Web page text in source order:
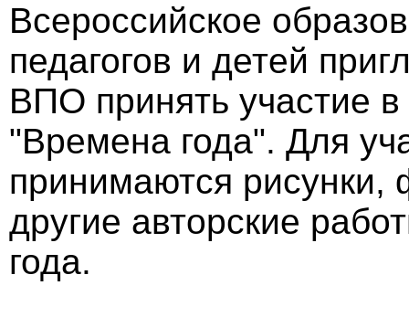
Всероссийское
педагогов и детей
ВПО принять участие в
"Времена года". Для
принимаются рисунки,
другие авторские
года.